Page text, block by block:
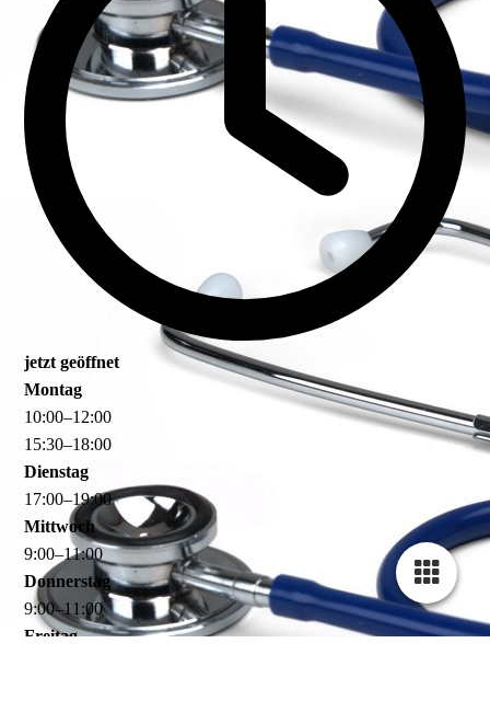
jetzt geöffnet
Montag
10:00–12:00
15:30–18:00
Dienstag
17:00–19:00
Mittwoch
9:00–11:00
Donnerstag
9:00–11 :00
Freitag